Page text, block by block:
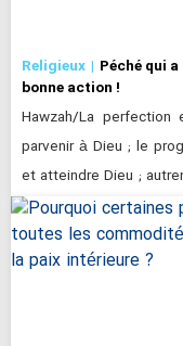
Religieux
Péché qui
bonne action !
Hawzah/La
parvenir à Dieu ; le
et atteindre Dieu ;